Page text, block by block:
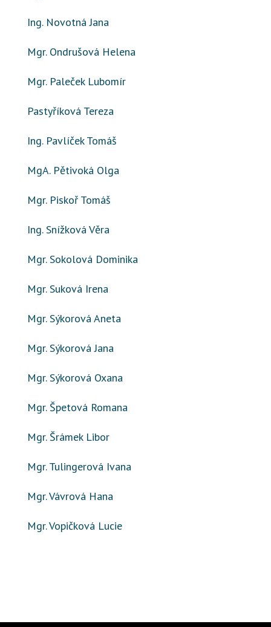
Ing. Novotná Jana
Mgr. Ondrušová Helena
Mgr. Paleček Lubomír
Pastyříková Tereza
Ing. Pavlíček Tomáš
MgA. Pětivoká Olga
Mgr. Piskoř Tomáš
Ing. Snížková Věra
Mgr. Sokolová Dominika
Mgr. Suková Irena
Mgr. Sýkorová Aneta
Mgr. Sýkorová Jana
Mgr. Sýkorová Oxana
Mgr. Špetová Romana
Mgr. Šrámek Libor
Mgr. Tulingerová Ivana
Mgr. Vávrová Hana
Mgr. Vopičková Lucie